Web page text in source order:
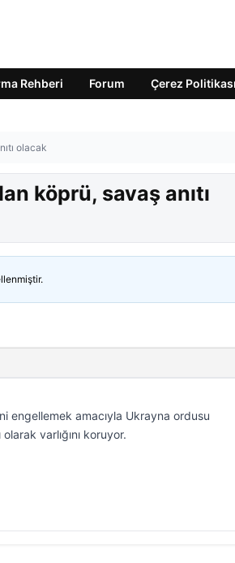
Rehberi Forum Çerez Politikası
olacak
köprü, savaş anıtı
engellemek amacıyla Ukrayna ordusu
varlığını koruyor.